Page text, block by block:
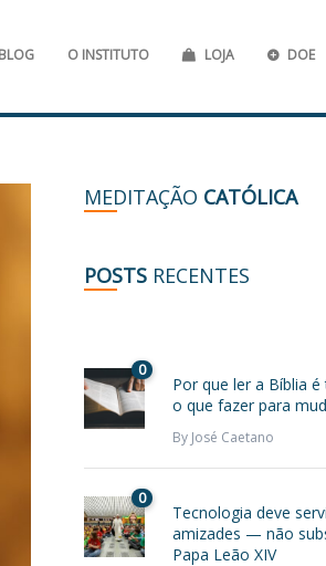
BLOG O INSTITUTO LOJA DOE
MEDITAÇÃO CATÓLICA
POSTS RECENTES
0
Por que ler a Bíblia é
o que fazer para
By José Caetano
0
Tecnologia deve
amizades — não
Papa Leão XIV